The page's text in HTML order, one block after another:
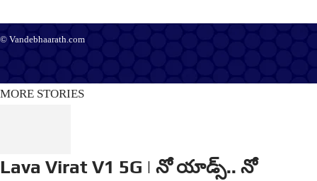
© Vandebhaarath.com
MORE STORIES
Lava Virat V1 5G | నో యాడ్స్.. నో